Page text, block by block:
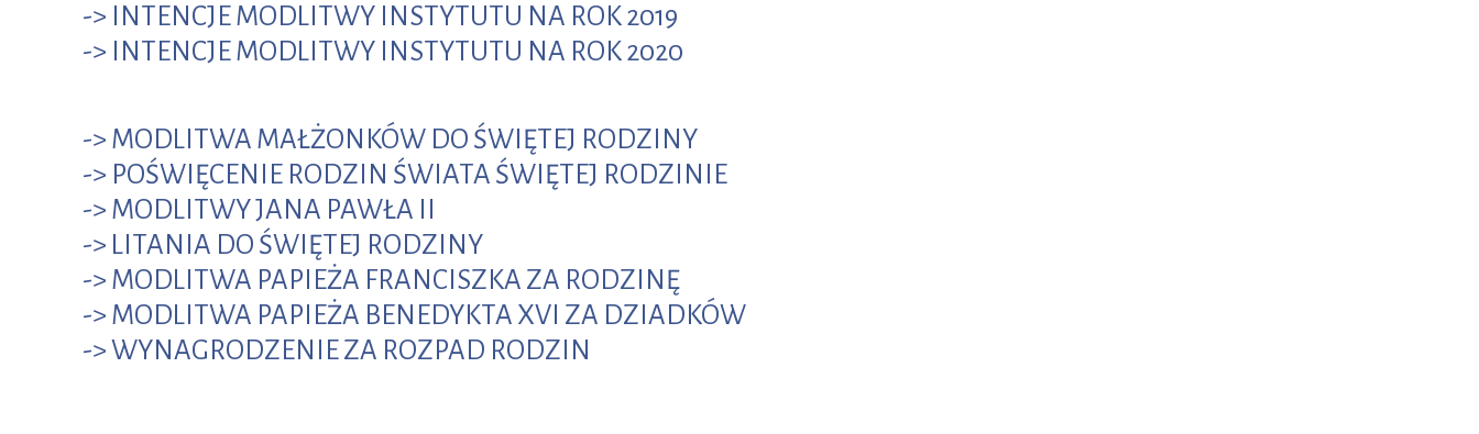
-> INTENCJE MODLITWY INSTYTUTU NA ROK 2019
-> INTENCJE MODLITWY INSTYTUTU NA ROK 2020
-> MODLITWA MAŁŻONKÓW DO ŚWIĘTEJ RODZINY
-> POŚWIĘCENIE RODZIN ŚWIATA ŚWIĘTEJ RODZINIE
-> MODLITWY JANA PAWŁA II
-> LITANIA DO ŚWIĘTEJ RODZINY
-> MODLITWA PAPIEŻA FRANCISZKA ZA RODZINĘ
-> MODLITWA PAPIEŻA BENEDYKTA XVI ZA DZIADKÓW
-> WYNAGRODZENIE ZA ROZPAD RODZIN